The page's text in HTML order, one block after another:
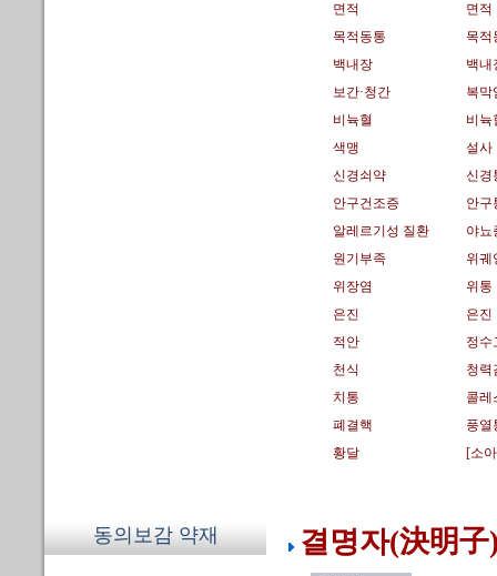
면적
면적
목적동통
목적
백내장
백내
보간·청간
복막
비뉵혈
비뉵
색맹
설사
신경쇠약
신경
안구건조증
안구
알레르기성 질환
야뇨
원기부족
위궤
위장염
위통
은진
은진
적안
정수
천식
청력
치통
콜레
폐결핵
풍열
황달
[소
동의보감 약재 결명자(決明